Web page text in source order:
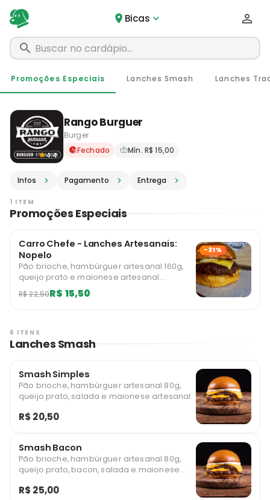
Bicas
4.4
Rango Burguer
Burger
Delivery em Bicas - MG ·
Fechado Mín. R$ 15,00
Infos Pagamento Entrega
Promoções Especiais Lanches Smash Lanches
1 ITEM
Promoções Especiais
Carro Chefe - Lanches Artesanais:
Nopelo
Pão brioche, hambúrguer artesanal 160g,
queijo prato e maionese artesanal.
Limitado a 1 unidades mensais por usuário.
R$ 22,50R$ 15,50
-31%
6 ITENS
Lanches Smash
Smash Simples
Pão brioche, hambúrguer artesanal 80g,
queijo prato, salada e maionese artesanal.
R$ 20,50
Smash Bacon
Pão brioche, hambúrguer artesanal 80g,
queijo prato, bacon, salada e maionese
R$ 25,00